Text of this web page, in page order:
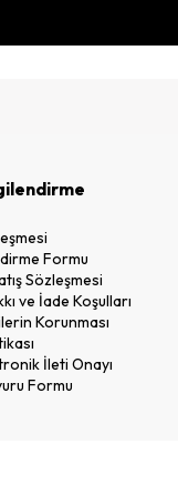
Formu
Sözleşmesi
ve İade Koşulları
Korunması
İleti Onayı
Formu